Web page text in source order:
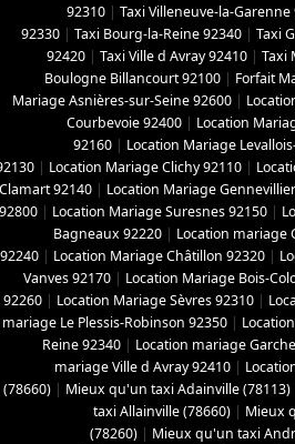
92310 | Taxi Villeneuve-la-Garenne
92330 | Taxi Bourg-la-Reine 92340 | Taxi
92420 | Taxi Ville d Avray 92410 | Taxi
Boulogne Billancourt 92100 | Forfait
Mariage Asnières-sur-Seine 92600 |
Courbevoie 92400 | Location
92160 | Location Mariage
| Location Mariage Clichy 92110 |
Clamart 92140 | Location Mariage
92800 | Location Mariage Suresnes 92150 |
Bagneaux 92220 | Location mariage
92240 | Location Mariage Châtillon 92320 |
Vanves 92170 | Location Mariage Bois-
92260 | Location Mariage Sèvres 92310 |
mariage Le Plessis-Robinson 92350 |
Reine 92340 | Location mariage
mariage Ville d Avray 92410 |
(78660) | Mieux qu'un taxi Adainville (78113)
taxi Allainville (78660) | Mieux
(78260) | Mieux qu'un taxi